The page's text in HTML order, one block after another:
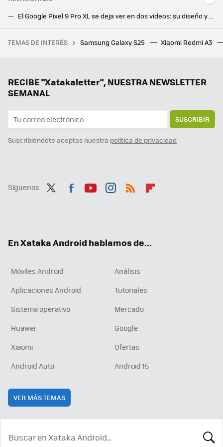
El Google Pixel 9 Pro XL se deja ver en dos vídeos: su diseño y dimensiones ya no son un secreto, pero sí una sorpresa
El próximo plegable de Google será el 'Pixel 9 Pro Fold' y Taiwán nos ha hecho spoilers de su aspecto
La historia de 'America's Army': cuando EEUU desarrolló un videojuego para que te alistaras en el ejército
TEMAS DE INTERÉS Samsung Galaxy S25 Xiaomi Redmi A3
RECIBE "Xatakaletter", NUESTRA NEWSLETTER
SEMANAL
SUSCRIBIR
Suscribiéndote aceptas nuestra política de privacidad
Síguenos
En Xataka Android hablamos de...
Móviles Android
Análisis
Aplicaciones Android
Tutoriales
Sistema operativo
Mercado
Huawei
Google
Xiaomi
Ofertas
Android Auto
Android 15
VER MÁS TEMAS